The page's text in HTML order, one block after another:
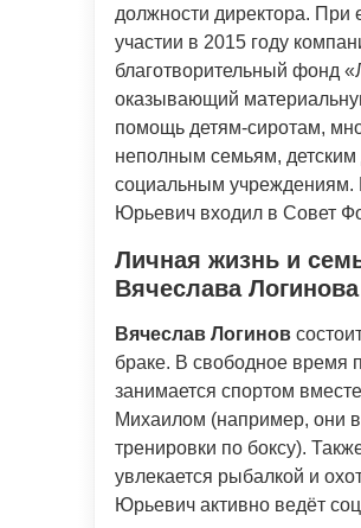
должности директора. При
участии в 2015 году
благотворительный фонд
оказывающий
помощь детям-сиротам,
неполным семьям,
социальным учреждениям.
Юрьевич входил в Совет
Личная жизнь и
Вячеслава Логинова
Вячеслав Логинов
браке. В свободное время
занимается спортом
Михаилом (например, они
тренировки по боксу).
увлекается рыбалкой и
Юрьевич активно ведёт